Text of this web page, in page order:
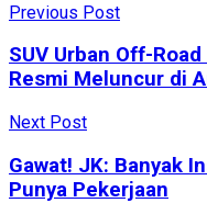
Previous Post
SUV Urban Off-
Resmi Meluncur di
Next Post
Gawat! JK: Banyak
Punya Pekerjaan